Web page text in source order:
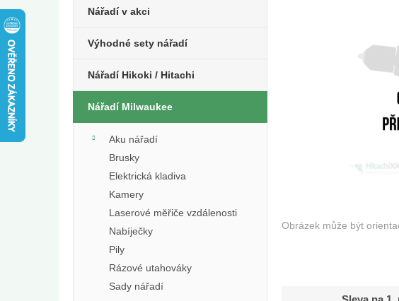
Nářadí v akci
Výhodné sety nářadí
Nářadí Hikoki / Hitachi
Nářadí Milwaukee
Aku nářadí
Brusky
Elektrická kladiva
Kamery
Laserové měřiče vzdálenosti
Nabíječky
Pily
Rázové utahováky
Sady nářadí